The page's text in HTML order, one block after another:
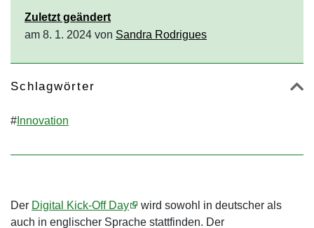
Zuletzt geändert
am 8. 1. 2024 von Sandra Rodrigues
Schlagwörter
# Innovation
Der Digital Kick-Off Day
wird sowohl in deutscher als
auch in englischer Sprache stattfinden. Der